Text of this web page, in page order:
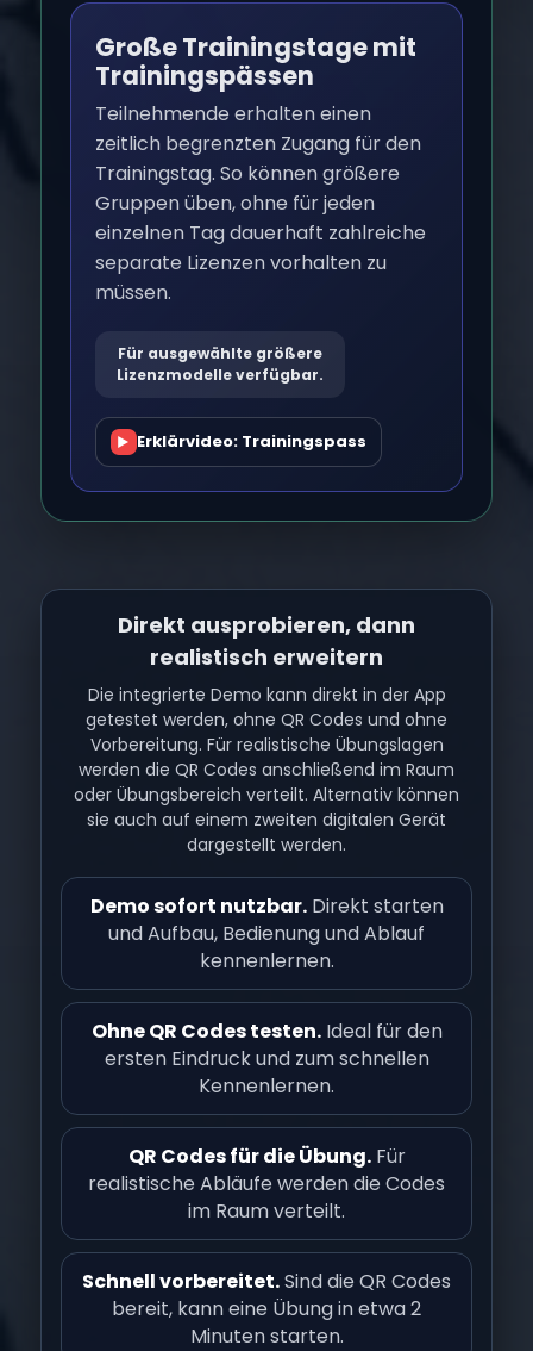
Große Trainingstage mit
Trainingspässen
Teilnehmende erhalten einen
zeitlich begrenzten Zugang für den
Trainingstag. So können größere
Gruppen üben, ohne für jeden
einzelnen Tag dauerhaft zahlreiche
separate Lizenzen vorhalten zu
müssen.
Für ausgewählte größere
Lizenzmodelle verfügbar.
▶ Erklärvideo: Trainingspass
Direkt ausprobieren, dann
realistisch erweitern
Die integrierte Demo kann direkt in der App
getestet werden, ohne QR Codes und ohne
Vorbereitung. Für realistische Übungslagen
werden die QR Codes anschließend im Raum
oder Übungsbereich verteilt. Alternativ können
sie auch auf einem zweiten digitalen Gerät
dargestellt werden.
Demo sofort nutzbar.Direkt starten
und Aufbau, Bedienung und Ablauf
kennenlernen.
Ohne QR Codes testen.Ideal für den
ersten Eindruck und zum schnellen
Kennenlernen.
QR Codes für die Übung.Für
realistische Abläufe werden die Codes
im Raum verteilt.
Schnell vorbereitet.Sind die QR Codes
bereit, kann eine Übung in etwa 2
Minuten starten.